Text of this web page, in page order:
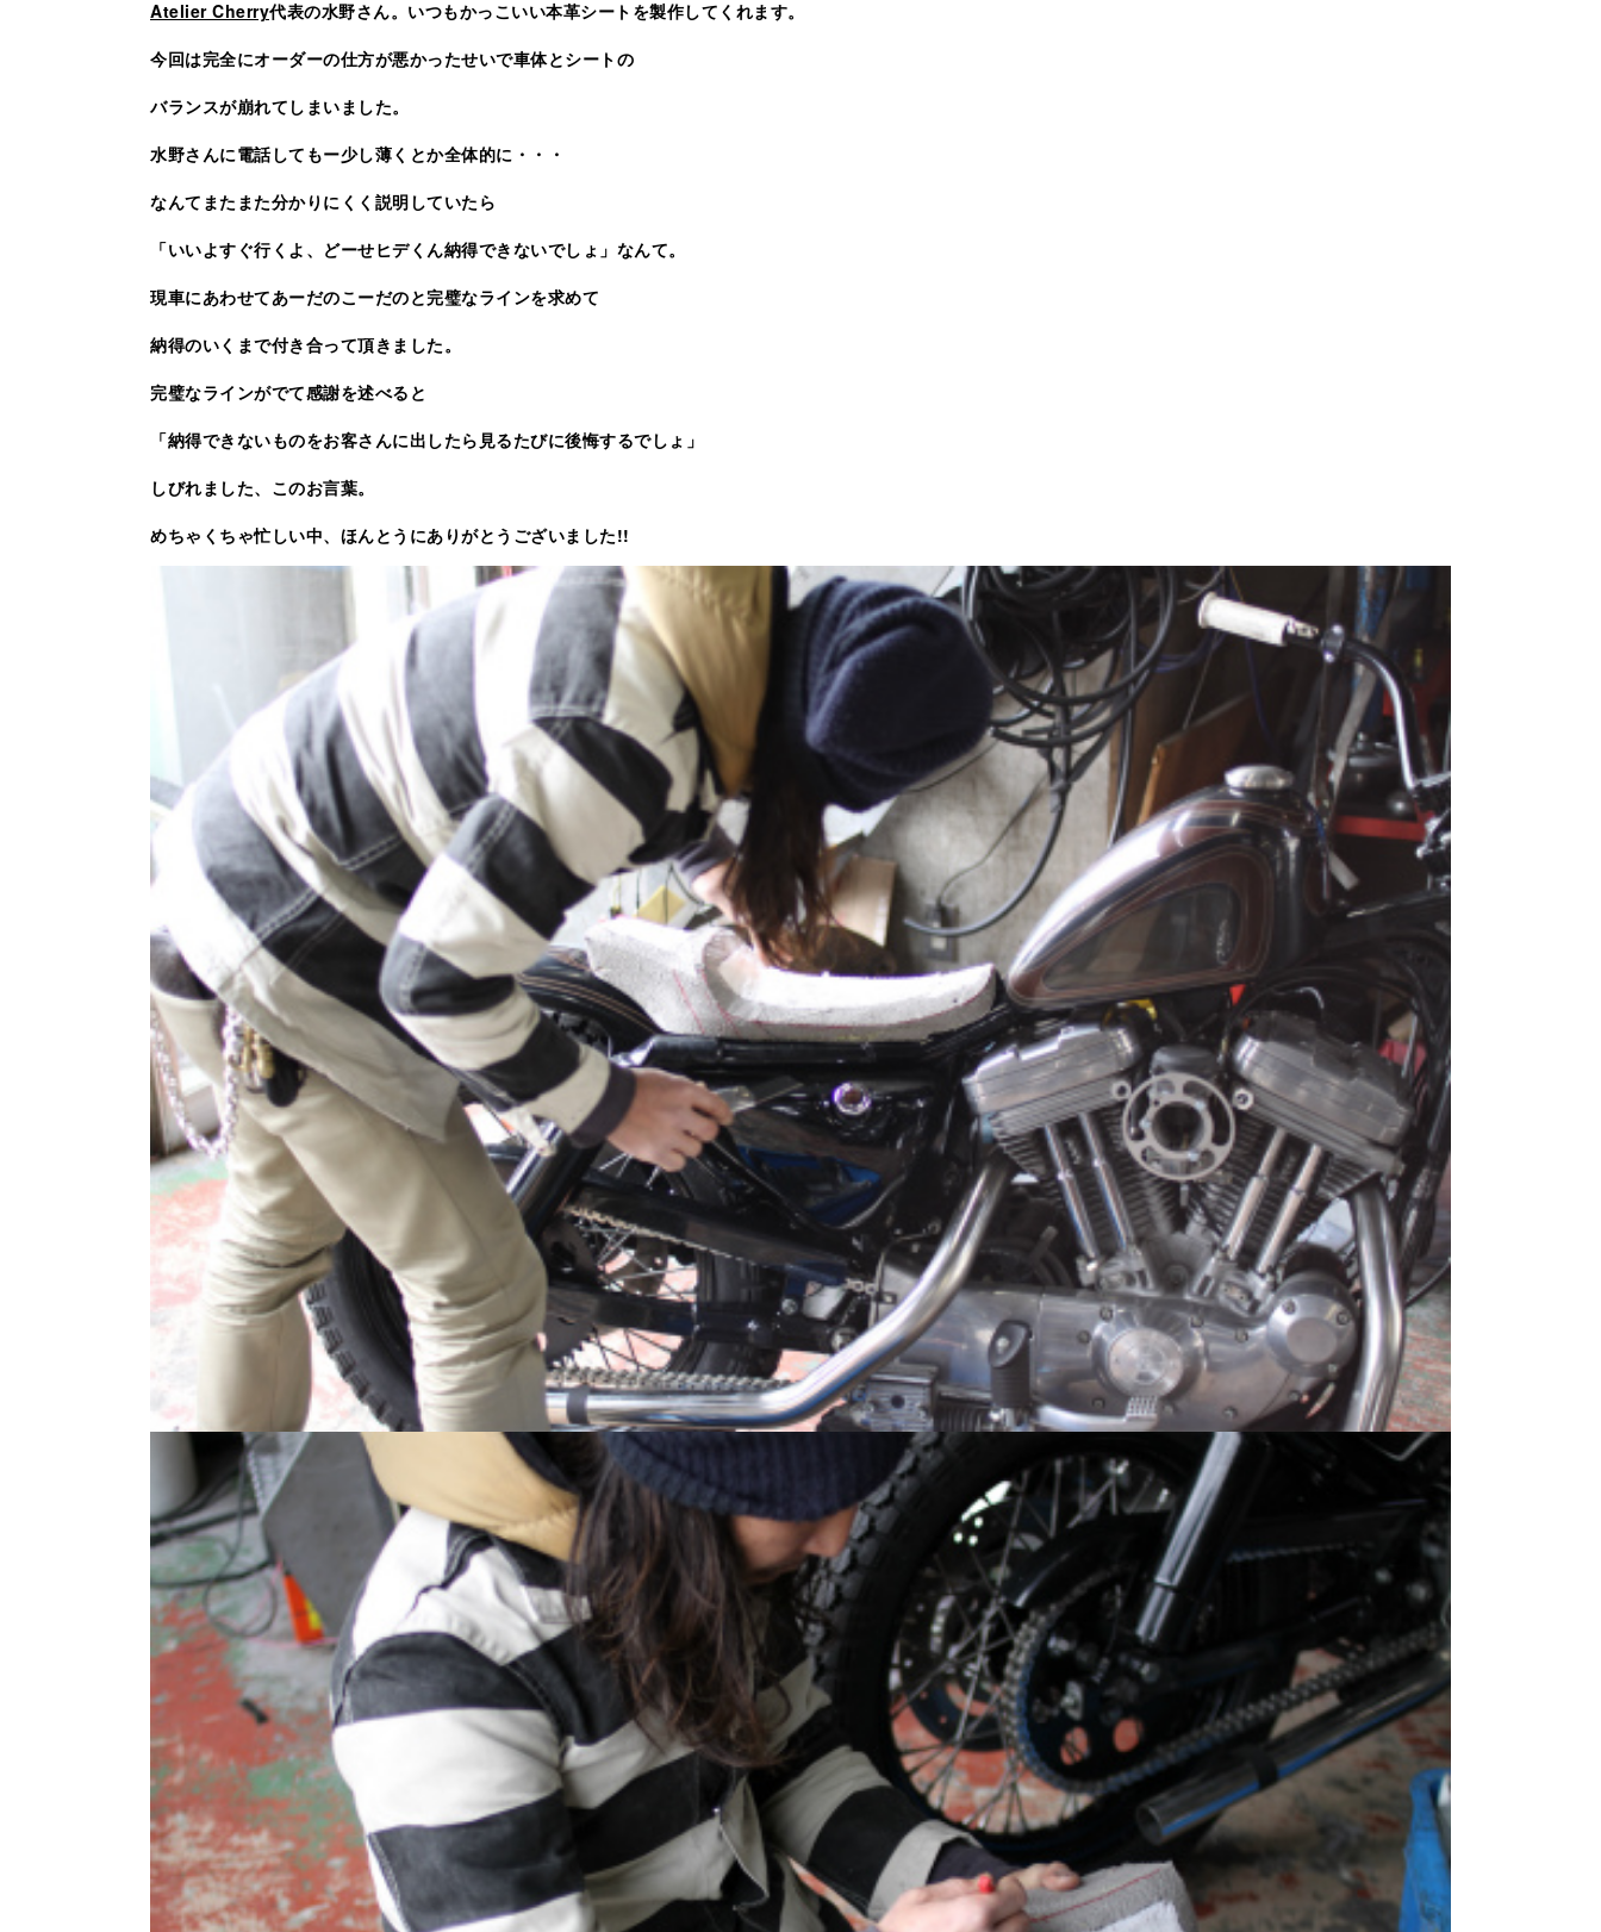
Atelier Cherry代表の水野さん。いつもかっこいい本革シートを製作してくれます。
今回は完全にオーダーの仕方が悪かったせいで車体とシートの
バランスが崩れてしまいました。
水野さんに電話してもー少し薄くとか全体的に・・・
なんてまたまた分かりにくく説明していたら
「いいよすぐ行くよ、どーせヒデくん納得できないでしょ」なんて。
現車にあわせてあーだのこーだのと完璧なラインを求めて
納得のいくまで付き合って頂きました。
完璧なラインがでて感謝を述べると
「納得できないものをお客さんに出したら見るたびに後悔するでしょ」
しびれました、このお言葉。
めちゃくちゃ忙しい中、ほんとうにありがとうございました!!